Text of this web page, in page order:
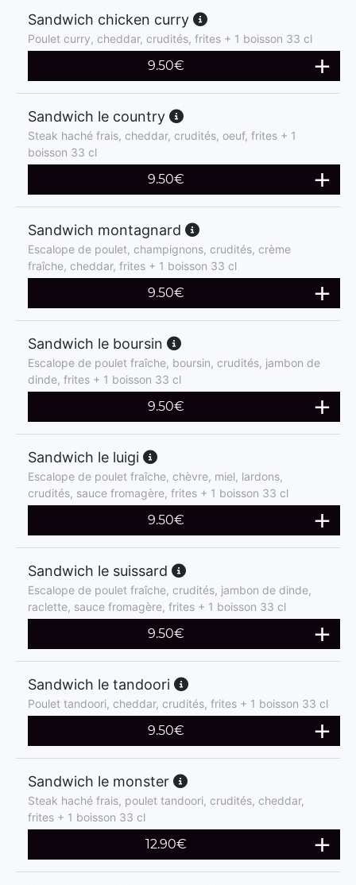
Sandwich chicken curry
Poulet curry, cheddar, crudités, frites + 1 boisson 33 cl
9.50€
Sandwich le country
Steak haché frais, cheddar, crudités, oeuf, frites + 1
boisson 33 cl
9.50€
Sandwich montagnard
Escalope de poulet, champignons, crudités, crème
fraîche, cheddar, frites + 1 boisson 33 cl
9.50€
Sandwich le boursin
Escalope de poulet fraîche, boursin, crudités, jambon de
dinde, frites + 1 boisson 33 cl
9.50€
Sandwich le luigi
Escalope de poulet fraîche, chèvre, miel, lardons,
crudités, sauce fromagère, frites + 1 boisson 33 cl
9.50€
Sandwich le suissard
Escalope de poulet fraîche, crudités, jambon de dinde,
raclette, sauce fromagère, frites + 1 boisson 33 cl
9.50€
Sandwich le tandoori
Poulet tandoori, cheddar, crudités, frites + 1 boisson 33 cl
9.50€
Sandwich le monster
Steak haché frais, poulet tandoori, crudités, cheddar,
frites + 1 boisson 33 cl
12.90€